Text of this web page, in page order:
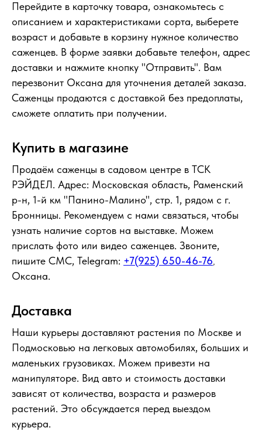
Перейдите в карточку товара, ознакомьтесь с
описанием и характеристиками сорта, выберете
возраст и добавьте в корзину нужное количество
саженцев. В форме заявки добавьте телефон, адрес
доставки и нажмите кнопку "Отправить". Вам
перезвонит Оксана для уточнения деталей заказа.
Саженцы продаются с доставкой без предоплаты,
сможете оплатить при получении.
Купить в магазине
Продаём саженцы в садовом центре в ТСК
РЭЙДЕЛ. Адрес: Московская область, Раменский
р-н, 1-й км "Панино-Малино", стр. 1, рядом с г.
Бронницы. Рекомендуем с нами связаться, чтобы
узнать наличие сортов на выставке. Можем
прислать фото или видео саженцев. Звоните,
пишите СМС, Telegram: +7(925) 650-46-76,
Оксана.
Доставка
Наши курьеры доставляют растения по Москве и
Подмосковью на легковых автомобилях, больших и
маленьких грузовиках. Можем привезти на
манипуляторе. Вид авто и стоимость доставки
зависят от количества, возраста и размеров
растений. Это обсуждается перед выездом
курьера.